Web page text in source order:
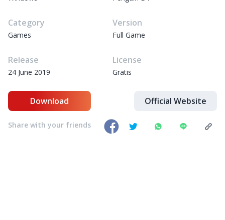
Category
Games
Version
Full Game
Release
24 June 2019
License
Gratis
Download Official Website
Share with your friends